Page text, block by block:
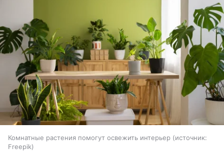
Комнатные растения помогут освежить интерьер
источник:
Freepik